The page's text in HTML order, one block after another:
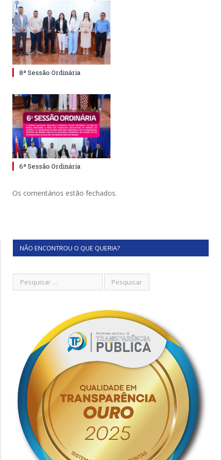
8ª Sessão Ordinária
6ª Sessão Ordinária
Os comentários estão fechados.
NÃO ENCONTROU O QUE QUERIA?